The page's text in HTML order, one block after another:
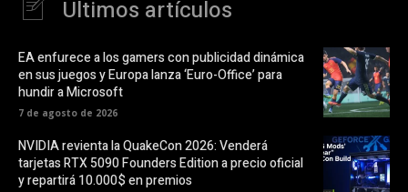
Últimos artículos
EA enfurece a los gamers con publicidad dinámica
en sus juegos y Europa lanza ‘Euro-Office’ para
hundir a Microsoft
7 de agosto de 2026
NVIDIA revienta la QuakeCon 2026: Venderá
tarjetas RTX 5090 Founders Edition a precio oficial
y repartirá 10.000$ en premios